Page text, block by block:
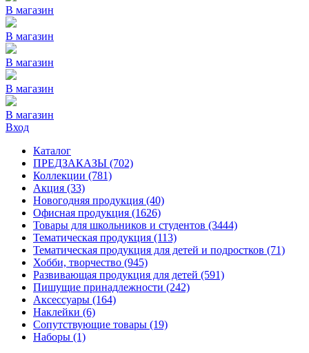
В магазин
В магазин
В магазин
В магазин
В магазин
Вход
Каталог
ПРЕДЗАКАЗЫ (702)
Коллекции (781)
Акция (33)
Новогодняя продукция (40)
Офисная продукция (1626)
Товары для школьников и студентов (3444)
Тематическая продукция (113)
Тематическая продукция для детей и подростков (71)
Хобби, творчество (945)
Развивающая продукция для детей (591)
Пишущие принадлежности (242)
Аксессуары (164)
Наклейки (6)
Сопутствующие товары (19)
Наборы (1)